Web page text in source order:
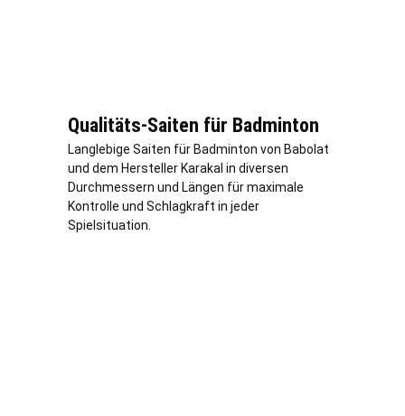
Qualitäts-Saiten für Badminton
Langlebige Saiten für Badminton von Babolat
und dem Hersteller Karakal in diversen
Durchmessern und Längen für maximale
Kontrolle und Schlagkraft in jeder
Spielsituation.